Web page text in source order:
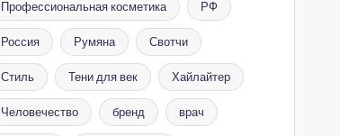
Профессиональная косметика РФ
Россия Румяна Свотчи
Стиль Тени для век Хайлайтер
Человечество бренд врач